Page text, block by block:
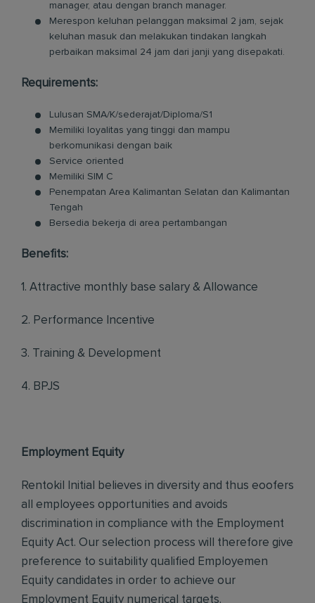
manager, atau dengan branch manager.
Merespon keluhan pelanggan maksimal 2 jam, sejak
keluhan masuk dan melakukan tindakan langkah
perbaikan maksimal 24 jam dari janji yang disepakati.
Requirements:
Lulusan SMA/K/sederajat/Diploma/S1
Memiliki loyalitas yang tinggi dan mampu
berkomunikasi dengan baik
Service oriented
Memiliki SIM C
Penempatan Area Kalimantan Selatan dan Kalimantan
Tengah
Bersedia bekerja di area pertambangan
Benefits:
1. Attractive monthly base salary & Allowance
2. Performance Incentive
3. Training & Development
4. BPJS
Employment Equity
Rentokil Initial believes in diversity and thus eoofers
all employees opportunities and avoids
discrimination in compliance with the Employment
Equity Act. Our selection process will therefore give
preference to suitability qualified Employemen
Equity candidates in order to achieve our
Employment Equity numerical targets.